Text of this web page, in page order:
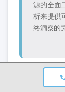
源的全面
析来提供
终洞察的
2. 一手